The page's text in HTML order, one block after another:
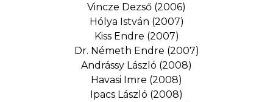
Vincze Dezső (2006)
Hólya István (2007)
Kiss Endre (2007)
Dr. Németh Endre (2007)
Andrássy László (2008)
Havasi Imre (2008)
Ipacs László (2008)